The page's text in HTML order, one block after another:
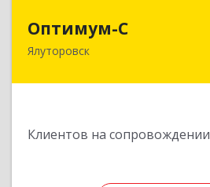
Оптимум-С
Ялуторовск
Клиентов на сопровождении